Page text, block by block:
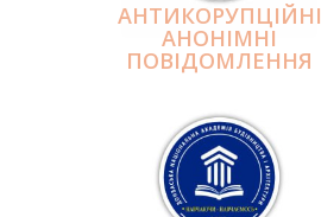
АНТИКОРУПЦІЙНІ
АНОНІМНІ
ПОВІДОМЛЕННЯ